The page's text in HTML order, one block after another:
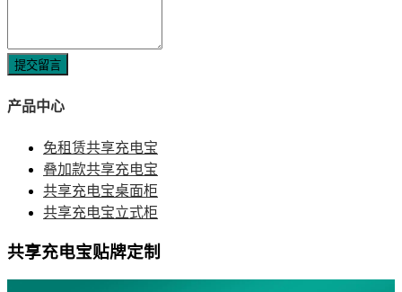
提交留言
产品中心
免租赁共享充电宝
叠加款共享充电宝
共享充电宝桌面柜
共享充电宝立式柜
共享充电宝贴牌定制